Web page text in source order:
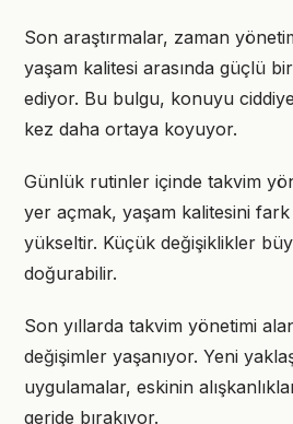
Son araştırmalar, zaman
yaşam kalitesi arasında güçlü
ediyor. Bu bulgu, konuyu
kez daha ortaya koyuyor.
Günlük rutinler içinde takvim
yer açmak, yaşam kalitesini fark
yükseltir. Küçük değişiklikler
doğurabilir.
Son yıllarda takvim yönetimi
değişimler yaşanıyor. Yeni
uygulamalar, eskinin
geride bırakıyor.